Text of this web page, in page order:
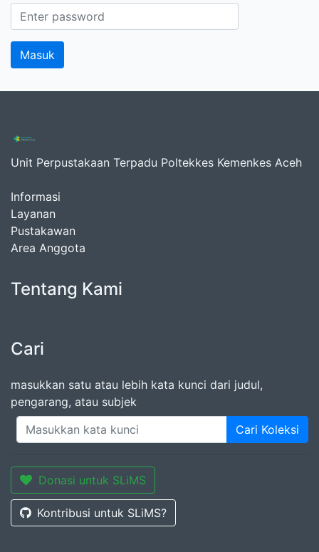
Unit Perpustakaan Terpadu Poltekkes Kemenkes Aceh
Informasi
Layanan
Pustakawan
Area Anggota
Tentang Kami
Cari
masukkan satu atau lebih kata kunci dari judul,
pengarang, atau subjek
Cari Koleksi
Donasi untuk SLiMS
Kontribusi untuk SLiMS?